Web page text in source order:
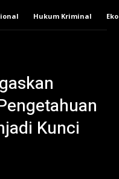
Hukum Kriminal
Kunci